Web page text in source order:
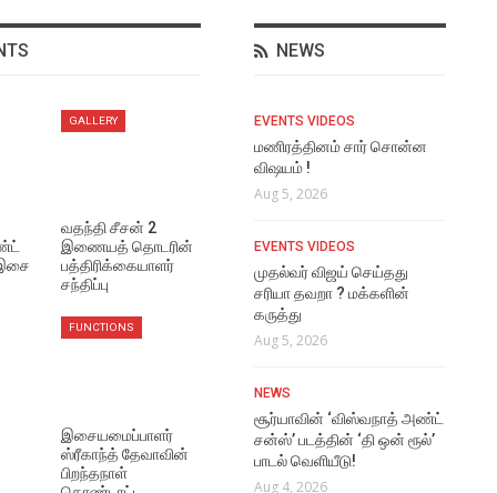
GALLERY
வதந்தி சீசன் 2
இணையத் தொடரின்
பத்திரிக்கையாளர்
சந்திப்பு
FUNCTIONS
இசையமைப்பாளர்
ஸ்ரீகாந்த் தேவாவின்
பிறந்தநாள்
NEWS
NEWS
VIDEO SONGS
Ennamo Sonneenga
Perusa Lyrical Video
Aug 6, 2026
Lyrical Video
Aug 6, 2026
EVENTS VIDEOS
மணிரத்தினம் சார் சொன்ன
விஷயம் !
Aug 5, 2026
EVENTS VIDEOS
முதல்வர் விஜய் செய்தது
சரியா தவறா ? மக்களின்
கருத்து
Aug 5, 2026
NEWS
சூர்யாவின் ‘விஸ்வநாத் அண்ட்
சன்ஸ்’ படத்தின் ‘தி ஒன் ரூல்’
பாடல் வெளியீடு!
Aug 4, 2026